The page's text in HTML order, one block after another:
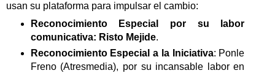
usan su plataforma para impulsar el cambio:
Reconocimiento Especial por su labor
comunicativa: Risto Mejide.
Reconocimiento Especial a la Iniciativa: Ponle
Freno (Atresmedia), por su incansable labor en